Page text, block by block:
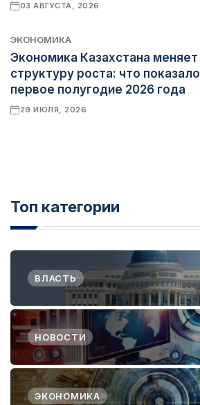
03 АВГУСТА, 2026
ЭКОНОМИКА
Экономика Казахстана меняет
структуру роста: что показало
первое полугодие 2026 года
29 ИЮЛЯ, 2026
Топ категории
ВЛАСТЬ
НОВОСТИ
ЭКОНОМИКА